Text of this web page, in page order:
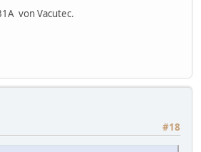
von Vacutec.
#18